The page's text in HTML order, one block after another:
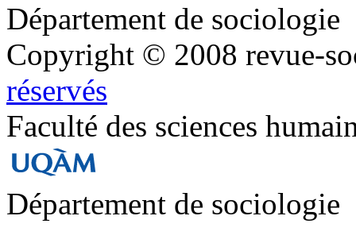
Département de sociologie
Copyright © 2008 revue-
réservés
Faculté des sciences
Département de sociologie